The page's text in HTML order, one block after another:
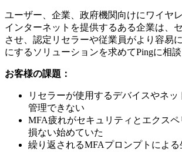
ユーザー、企業、政府機関向けにワイヤ
インターネットを提供するある企業は、
させ、認定リセラーや従業員がより容易
にするソリューションを求めてPingに相談
お客様の課題：
リセラーが使用するデバイスやネッ
管理できない
MFA疲れがセキュリティとエクス
損ない始めていた
繰り返されるMFAプロンプトによ